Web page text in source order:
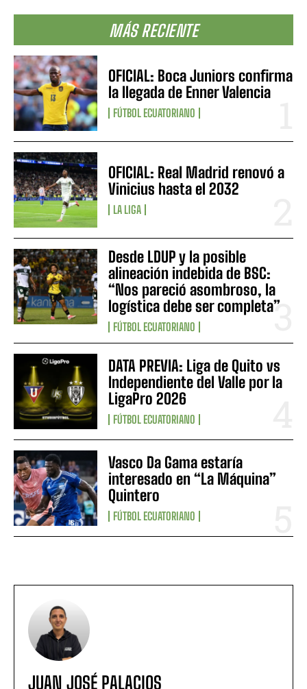
MÁS RECIENTE
OFICIAL: Boca Juniors confirma
la llegada de Enner Valencia
FÚTBOL ECUATORIANO
OFICIAL: Real Madrid renovó a
Vinicius hasta el 2032
LA LIGA
Desde LDUP y la posible
alineación indebida de BSC:
“Nos pareció asombroso, la
logística debe ser completa”
FÚTBOL ECUATORIANO
DATA PREVIA: Liga de Quito vs
Independiente del Valle por la
LigaPro 2026
FÚTBOL ECUATORIANO
Vasco Da Gama estaría
interesado en “La Máquina”
Quintero
FÚTBOL ECUATORIANO
JUAN JOSÉ PALACIOS